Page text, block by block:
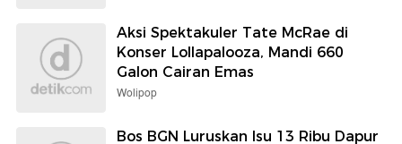
Aksi Spektakuler Tate McRae di
Konser Lollapalooza, Mandi 660
Galon Cairan Emas
Wolipop
Bos BGN Luruskan Isu 13 Ribu Dapur